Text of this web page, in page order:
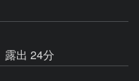
露出 24分